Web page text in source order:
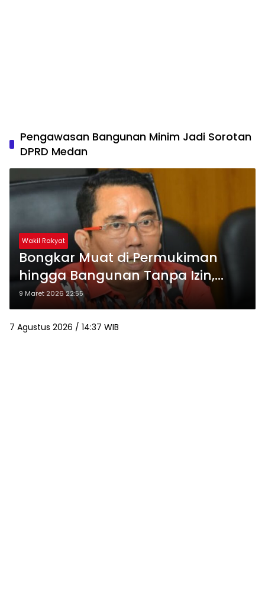
Pengawasan Bangunan Minim Jadi Sorotan
DPRD Medan
Wakil Rakyat
Bongkar Muat di Permukiman
hingga Bangunan Tanpa Izin,
Komisi 4 DPRD Medan Soroti
Lemahnya Pengawasan
9 Maret 2026 22:55
7 Agustus 2026 / 14:37 WIB